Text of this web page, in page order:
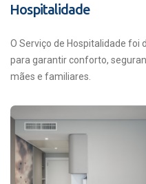
Hospitalidade
O Serviço de Hospitalidade
para garantir conforto,
mães e familiares.